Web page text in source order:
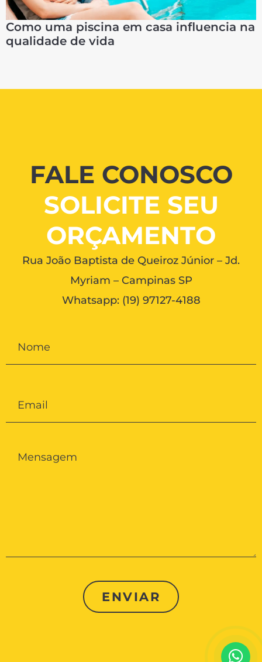
Como uma piscina em casa influencia na
qualidade de vida
FALE CONOSCO
SOLICITE SEU
ORÇAMENTO
Rua João Baptista de Queiroz Júnior – Jd.
Myriam – Campinas SP
Whatsapp: (19) 97127-4188
ENVIAR